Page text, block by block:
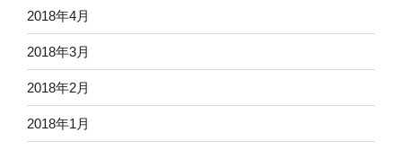
2018年4月
2018年3月
2018年2月
2018年1月